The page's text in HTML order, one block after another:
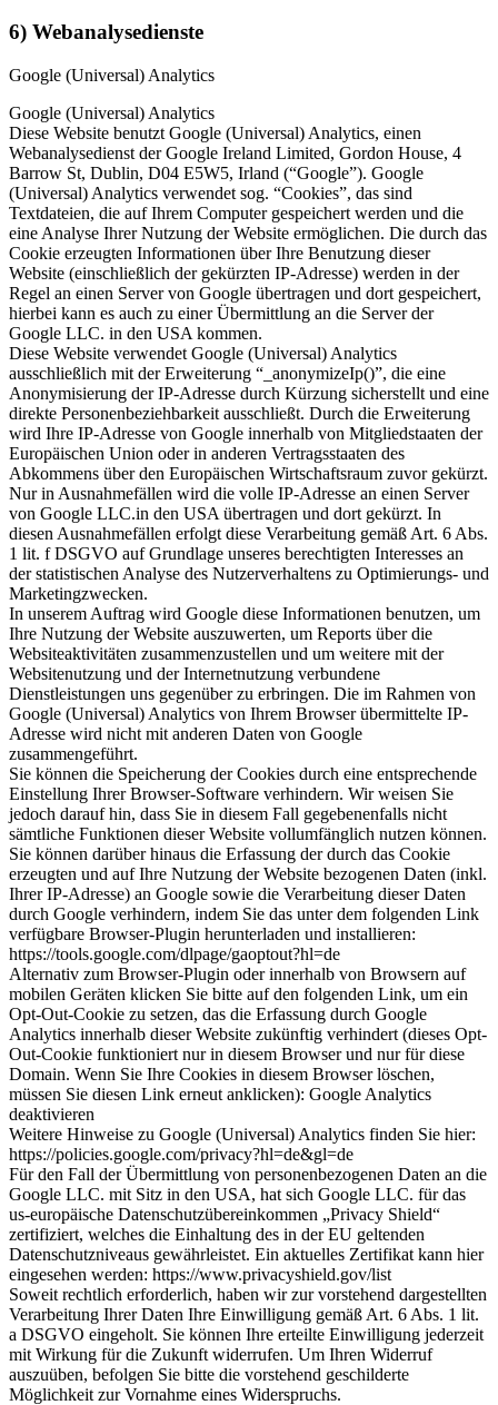
6) Webanalysedienste
Google (Universal) Analytics
Google (Universal) Analytics
Diese Website benutzt Google (Universal) Analytics, einen
Webanalysedienst der Google Ireland Limited, Gordon House, 4
Barrow St, Dublin, D04 E5W5, Irland (“Google”). Google
(Universal) Analytics verwendet sog. “Cookies”, das sind
Textdateien, die auf Ihrem Computer gespeichert werden und die
eine Analyse Ihrer Nutzung der Website ermöglichen. Die durch das
Cookie erzeugten Informationen über Ihre Benutzung dieser
Website (einschließlich der gekürzten IP-Adresse) werden in der
Regel an einen Server von Google übertragen und dort gespeichert,
hierbei kann es auch zu einer Übermittlung an die Server der
Google LLC. in den USA kommen.
Diese Website verwendet Google (Universal) Analytics
ausschließlich mit der Erweiterung “_anonymizeIp()”, die eine
Anonymisierung der IP-Adresse durch Kürzung sicherstellt und eine
direkte Personenbeziehbarkeit ausschließt. Durch die Erweiterung
wird Ihre IP-Adresse von Google innerhalb von Mitgliedstaaten der
Europäischen Union oder in anderen Vertragsstaaten des
Abkommens über den Europäischen Wirtschaftsraum zuvor gekürzt.
Nur in Ausnahmefällen wird die volle IP-Adresse an einen Server
von Google LLC.in den USA übertragen und dort gekürzt. In
diesen Ausnahmefällen erfolgt diese Verarbeitung gemäß Art. 6 Abs.
1 lit. f DSGVO auf Grundlage unseres berechtigten Interesses an
der statistischen Analyse des Nutzerverhaltens zu Optimierungs- und
Marketingzwecken.
In unserem Auftrag wird Google diese Informationen benutzen, um
Ihre Nutzung der Website auszuwerten, um Reports über die
Websiteaktivitäten zusammenzustellen und um weitere mit der
Websitenutzung und der Internetnutzung verbundene
Dienstleistungen uns gegenüber zu erbringen. Die im Rahmen von
Google (Universal) Analytics von Ihrem Browser übermittelte IP-
Adresse wird nicht mit anderen Daten von Google
zusammengeführt.
Sie können die Speicherung der Cookies durch eine entsprechende
Einstellung Ihrer Browser-Software verhindern. Wir weisen Sie
jedoch darauf hin, dass Sie in diesem Fall gegebenenfalls nicht
sämtliche Funktionen dieser Website vollumfänglich nutzen können.
Sie können darüber hinaus die Erfassung der durch das Cookie
erzeugten und auf Ihre Nutzung der Website bezogenen Daten (inkl.
Ihrer IP-Adresse) an Google sowie die Verarbeitung dieser Daten
durch Google verhindern, indem Sie das unter dem folgenden Link
verfügbare Browser-Plugin herunterladen und installieren:
https://tools.google.com/dlpage/gaoptout?hl=de
Alternativ zum Browser-Plugin oder innerhalb von Browsern auf
mobilen Geräten klicken Sie bitte auf den folgenden Link, um ein
Opt-Out-Cookie zu setzen, das die Erfassung durch Google
Analytics innerhalb dieser Website zukünftig verhindert (dieses Opt-
Out-Cookie funktioniert nur in diesem Browser und nur für diese
Domain. Wenn Sie Ihre Cookies in diesem Browser löschen,
müssen Sie diesen Link erneut anklicken): Google Analytics
deaktivieren
Weitere Hinweise zu Google (Universal) Analytics finden Sie hier:
https://policies.google.com/privacy?hl=de&gl=de
Für den Fall der Übermittlung von personenbezogenen Daten an die
Google LLC. mit Sitz in den USA, hat sich Google LLC. für das
us-europäische Datenschutzübereinkommen „Privacy Shield“
zertifiziert, welches die Einhaltung des in der EU geltenden
Datenschutzniveaus gewährleistet. Ein aktuelles Zertifikat kann hier
eingesehen werden: https://www.privacyshield.gov/list
Soweit rechtlich erforderlich, haben wir zur vorstehend dargestellten
Verarbeitung Ihrer Daten Ihre Einwilligung gemäß Art. 6 Abs. 1 lit.
a DSGVO eingeholt. Sie können Ihre erteilte Einwilligung jederzeit
mit Wirkung für die Zukunft widerrufen. Um Ihren Widerruf
auszuüben, befolgen Sie bitte die vorstehend geschilderte
Möglichkeit zur Vornahme eines Widerspruchs.